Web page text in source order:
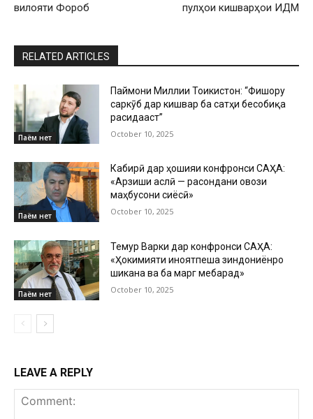
вилояти Фороб
пулҳои кишварҳои ИДМ
RELATED ARTICLES
Паём нет
Паймони Миллии Тоҷикистон: “Фишору
саркӯб дар кишвар ба сатҳи бесобиқа
расидааст”
October 10, 2025
Паём нет
Кабирӣ дар ҳошияи конфронси САҲА:
«Арзиши аслӣ — расондани овози
маҳбусони сиёсӣ»
October 10, 2025
Паём нет
Темур Варки дар конфронси САҲА:
«Ҳокимияти ҷиноятпеша зиндониёнро
шиканҷа ва ба марг мебарад»
October 10, 2025
LEAVE A REPLY